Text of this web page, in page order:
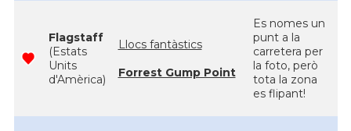
Flagstaff
(Estats
Units
d'Amèrica)
Llocs fantàstics
Forrest Gump Point
Es nomes un
punt a la
carretera per
la foto, però
tota la zona
es flipant!